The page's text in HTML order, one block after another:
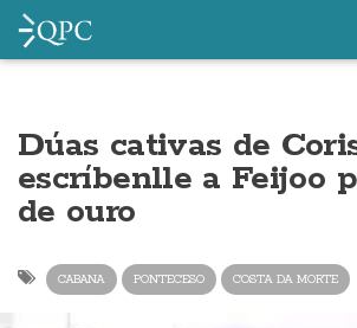
Dúas cativas de
escríbenlle a Feijoo
de ouro
CABANA PONTECESO COSTA DA MORTE